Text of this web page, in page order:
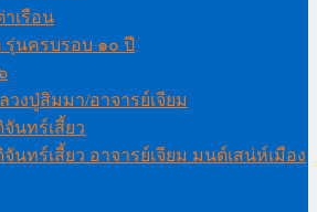
เรือน
รุ่นครบรอบ ๑๐ ปี
วงปู่สิมมา/อาจารย์เจียม
นทร์เสี้ยว
นทร์เสี้ยว อาจารย์เจียม มนต์เสน่ห์เมือง